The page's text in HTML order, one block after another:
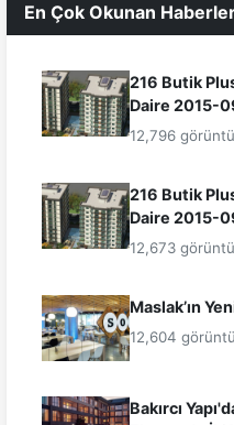
En Çok Okunan
216 Butik
Daire 2015-
12,796
216 Butik
Daire 2015-
12,673
Maslak’ın
12,604
Bakırcı